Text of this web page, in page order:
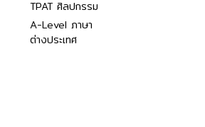
TPAT ศิลปกรรม
A-Level ภาษา
ต่างประเทศ